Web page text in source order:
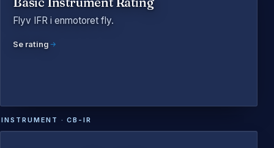
Flyv IFR i enmotoret fly.
Se rating
INSTRUMENT · CB-IR